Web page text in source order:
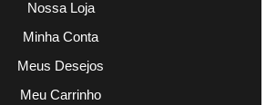
Nossa Loja
Minha Conta
Meus Desejos
Meu Carrinho